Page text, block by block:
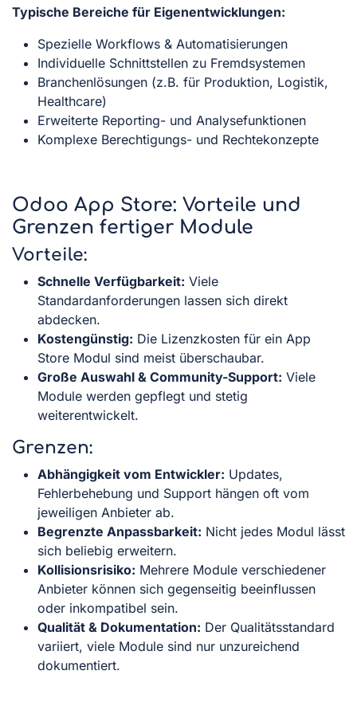
Typische Bereiche für Eigenentwicklungen:
Spezielle Workflows & Automatisierungen
Individuelle Schnittstellen zu Fremdsystemen
Branchenlösungen (z.B. für Produktion, Logistik,
Healthcare)
Erweiterte Reporting- und Analysefunktionen
Komplexe Berechtigungs- und Rechtekonzepte
Odoo App Store: Vorteile und
Grenzen fertiger Module
Vorteile:
Schnelle Verfügbarkeit: Viele
Standardanforderungen lassen sich direkt
abdecken.
Kostengünstig: Die Lizenzkosten für ein App
Store Modul sind meist überschaubar.
Große Auswahl & Community-Support: Viele
Module werden gepflegt und stetig
weiterentwickelt.
Grenzen:
Abhängigkeit vom Entwickler: Updates,
Fehlerbehebung und Support hängen oft vom
jeweiligen Anbieter ab.
Begrenzte Anpassbarkeit: Nicht jedes Modul lässt
sich beliebig erweitern.
Kollisionsrisiko: Mehrere Module verschiedener
Anbieter können sich gegenseitig beeinflussen
oder inkompatibel sein.
Qualität & Dokumentation: Der Qualitätsstandard
variiert, viele Module sind nur unzureichend
dokumentiert.